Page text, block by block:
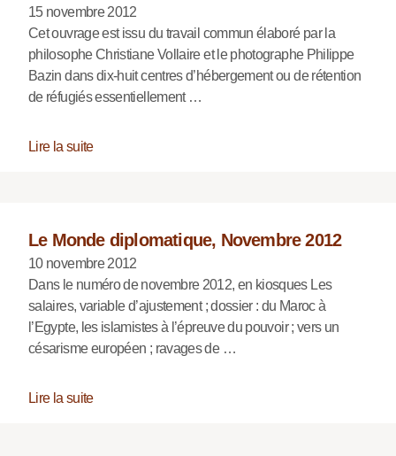
15 novembre 2012
Cet ouvrage est issu du travail commun élaboré par la
philosophe Christiane Vollaire et le photographe Philippe
Bazin dans dix-huit centres d’hébergement ou de rétention
de réfugiés essentiellement …
Lire la suite
Le Monde diplomatique, Novembre 2012
10 novembre 2012
Dans le numéro de novembre 2012, en kiosques Les
salaires, variable d’ajustement ; dossier : du Maroc à
l’Egypte, les islamistes à l’épreuve du pouvoir ; vers un
césarisme européen ; ravages de …
Lire la suite